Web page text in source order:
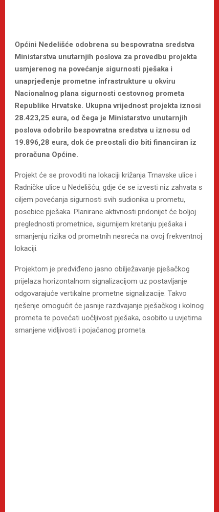
Općini Nedelišće odobrena su bespovratna sredstva
Ministarstva unutarnjih poslova za provedbu projekta
usmjerenog na povećanje sigurnosti pješaka i
unaprjeđenje prometne infrastrukture u okviru
Nacionalnog plana sigurnosti cestovnog prometa
Republike Hrvatske. Ukupna vrijednost projekta iznosi
28.423,25 eura, od čega je Ministarstvo unutarnjih
poslova odobrilo bespovratna sredstva u iznosu od
19.896,28 eura, dok će preostali dio biti financiran iz
proračuna Općine.
Projekt će se provoditi na lokaciji križanja Trnavske ulice i
Radničke ulice u Nedelišću, gdje će se izvesti niz zahvata s
ciljem povećanja sigurnosti svih sudionika u prometu,
posebice pješaka. Planirane aktivnosti pridonijet će boljoj
preglednosti prometnice, sigurnijem kretanju pješaka i
smanjenju rizika od prometnih nesreća na ovoj frekventnoj
lokaciji.
Projektom je predviđeno jasno obilježavanje pješačkog
prijelaza horizontalnom signalizacijom uz postavljanje
odgovarajuće vertikalne prometne signalizacije. Takvo
rješenje omogućit će jasnije razdvajanje pješačkog i kolnog
prometa te povećati uočljivost pješaka, osobito u uvjetima
smanjene vidljivosti i pojačanog prometa.